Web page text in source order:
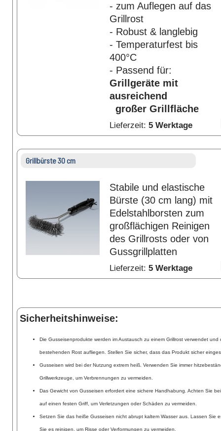
- zum Auflegen auf das
Grillrost
- Robust & langlebig
- Temperaturfest bis
400°C
- Passend für:
Grillgeräte mit
ausreichend
großer Grillfläche
Lieferzeit: 5 Werktage
Grillbürste 30 cm
Stabile und elastische
Bürste (30 cm lang) mit
Edelstahlborsten zum
großflächigen Reinigen
des Grillrosts oder von
Gussgrillplatten
Lieferzeit: 5 Werktage
Sicherheitshinweise:
Die Gusseisenprodukte werden im Austausch zu einem Grillrost verwendet
bestehenden Rost aufliegen. Stellen Sie sicher, dass das Produkt sicher
Gusseisen wird bei der Nutzung extrem heiß. Verwenden Sie immer
Grillwerkzeuge, um Verbrennungen zu vermeiden.
Das Gewicht von Gusseisen erfordert eine sichere Handhabung. Achten Sie
auf einen festen Griff, um Verletzungen oder Schäden zu vermeiden.
Setzen Sie das heiße Gusseisen nicht abrupt kaltem Wasser aus. Lassen Sie
Sie es reinigen, um Risse oder Verformungen zu vermeiden.